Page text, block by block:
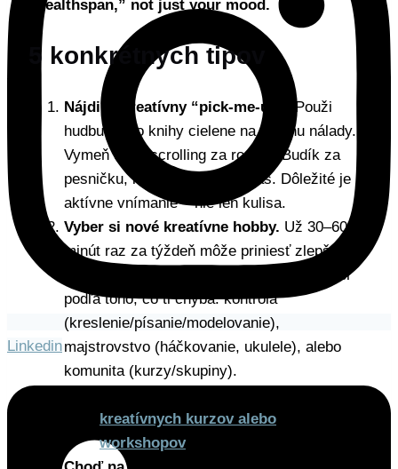
Linkedin
“healthspan,” not just your mood.
5 konkrétnych tipov
Nájdi si kreatívny “pick-me-up”.
Použi
hudbu alebo knihy cielene na zmenu nálady.
Vymeň doomscrolling za román. Budík za
pesničku, ktorú reálne počúvaš. Dôležité je
aktívne vnímanie – nie len kulisa.
Vyber si nové kreatívne hobby. Už 30–60
minút raz za týždeň môže priniesť zlepšenie
pohody približne do šiestich týždňov. Vyber
podľa toho, čo ti chýba: kontrola
(kreslenie/písanie/modelovanie),
majstrovstvo (háčkovanie, ukulele), alebo
komunita (kurzy/skupiny).
kreatívnych kurzov alebo
workshopov?